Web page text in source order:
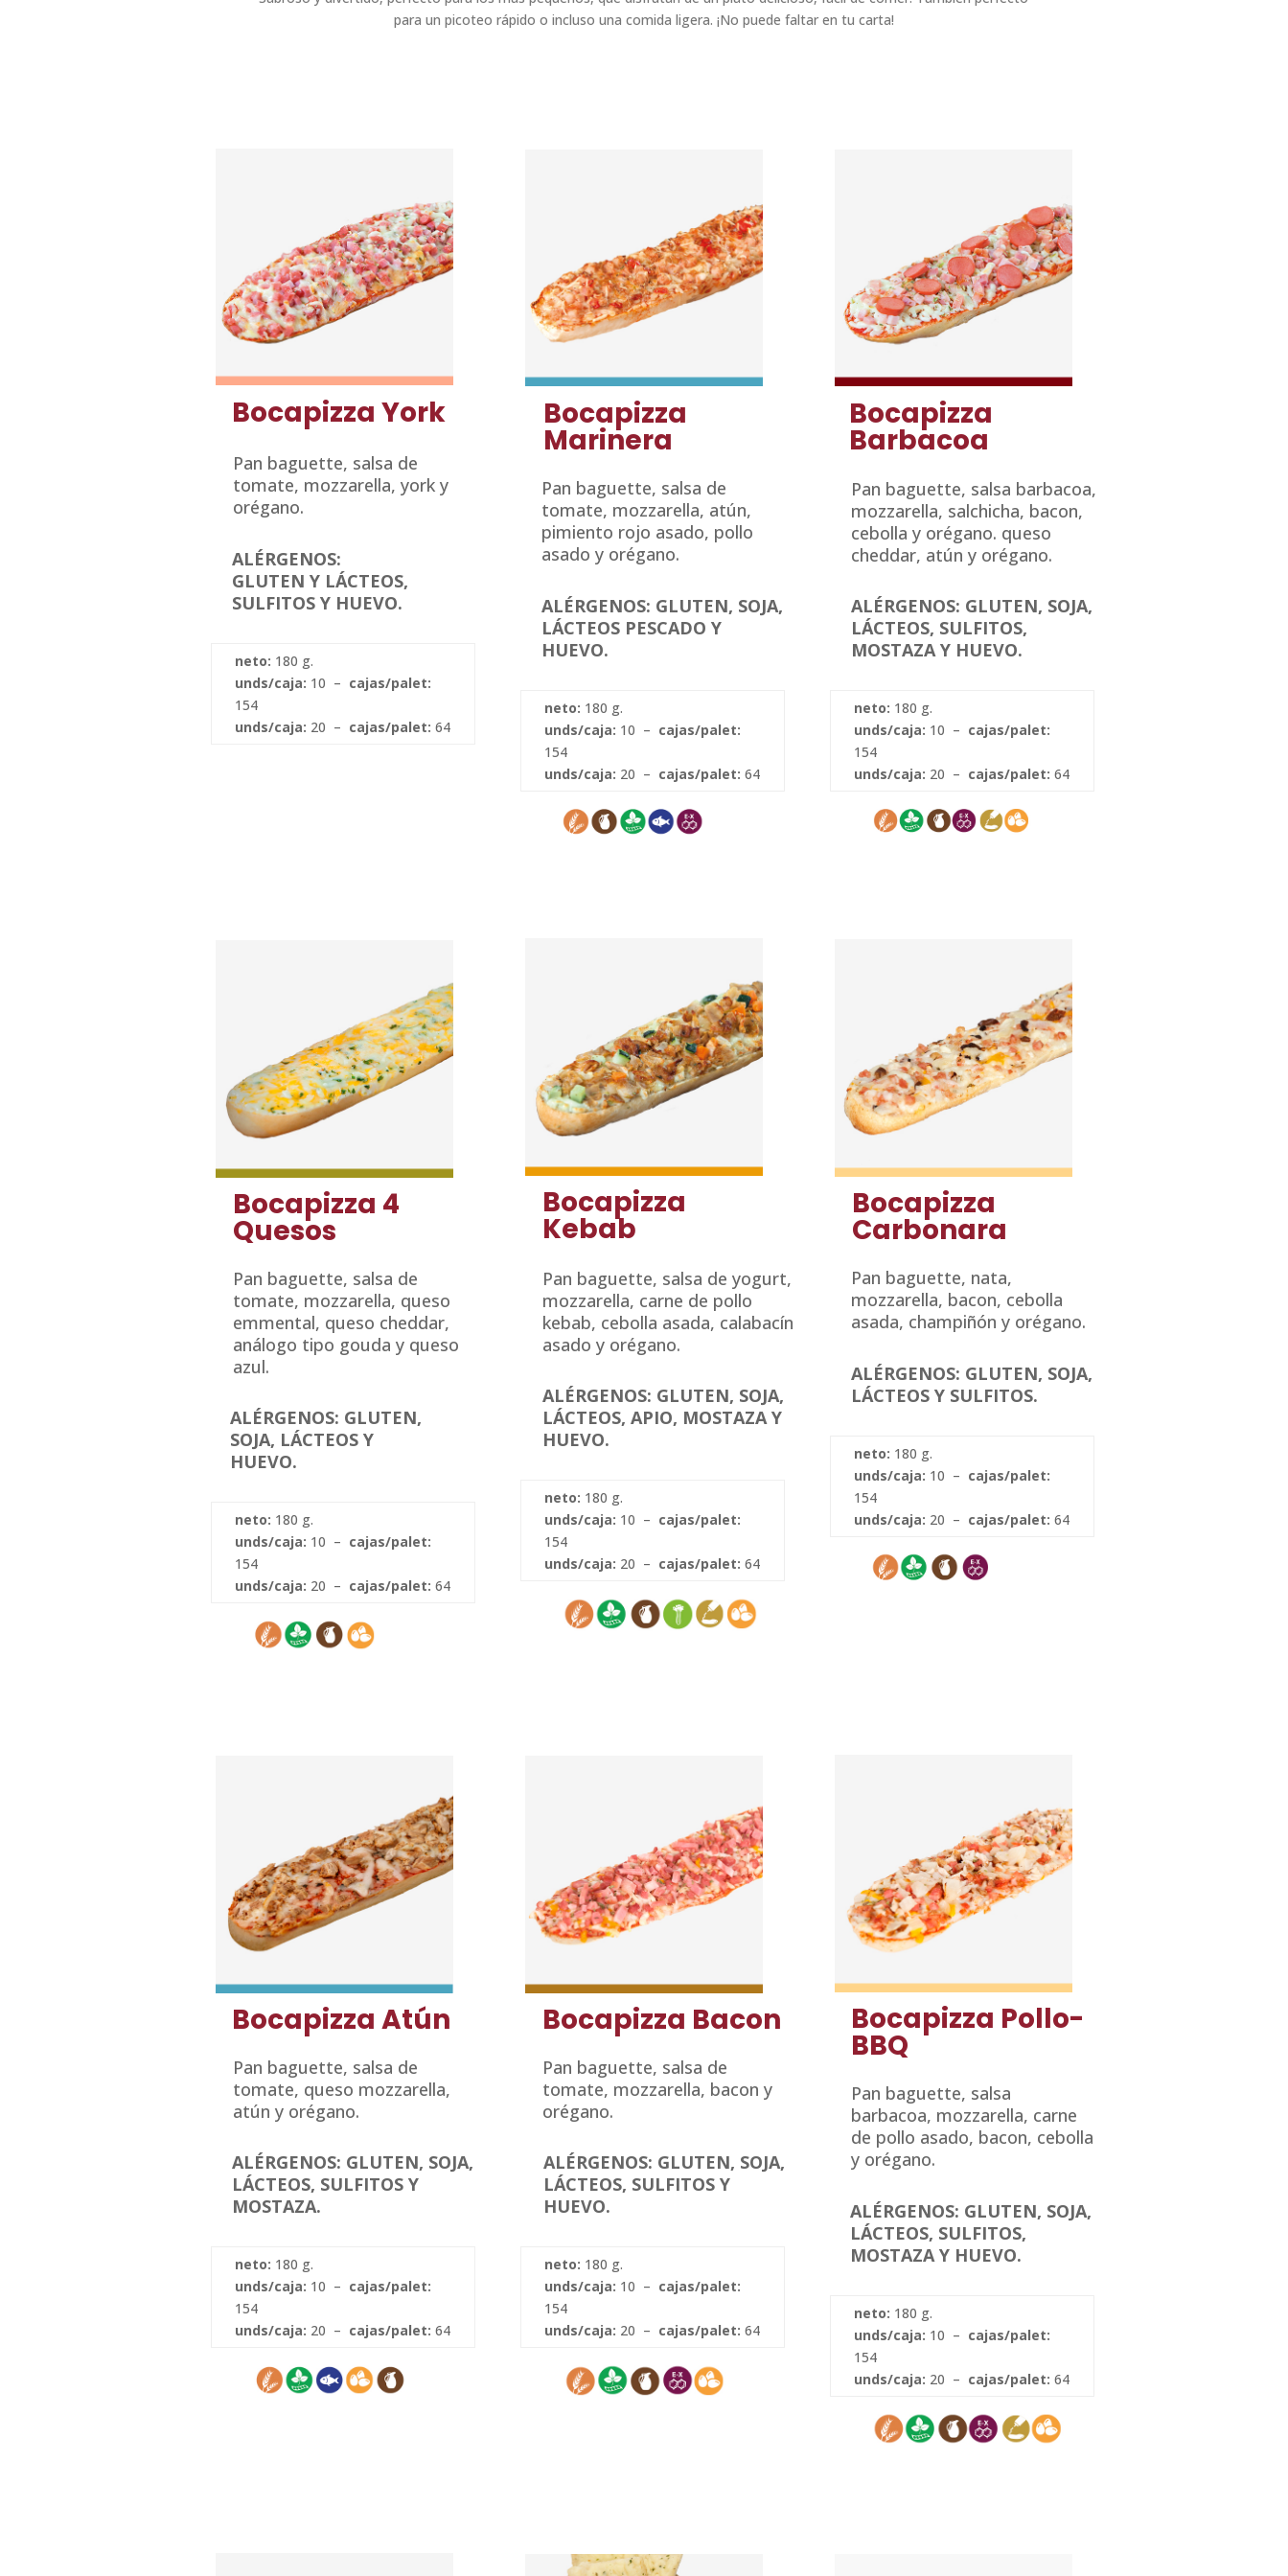
para un picoteo rápido o incluso una comida ligera. ¡No puede faltar en tu carta!
Bocapizza York
Pan baguette, salsa de
tomate, mozzarella, york y
orégano.
ALÉRGENOS:
GLUTEN Y LÁCTEOS,
SULFITOS Y HUEVO.
neto: 180 g.
unds/caja: 10 – cajas/palet:
154
unds/caja: 20 – cajas/palet: 64
Bocapizza
Marinera
Pan baguette, salsa de
tomate, mozzarella, atún,
pimiento rojo asado, pollo
asado y orégano.
ALÉRGENOS: GLUTEN, SOJA,
LÁCTEOS PESCADO Y
HUEVO.
neto: 180 g.
unds/caja: 10 – cajas/palet:
154
unds/caja: 20 – cajas/palet: 64
Bocapizza
Barbacoa
Pan baguette, salsa barbacoa,
mozzarella, salchicha, bacon,
cebolla y orégano. queso
cheddar, atún y orégano.
ALÉRGENOS: GLUTEN, SOJA,
LÁCTEOS, SULFITOS,
MOSTAZA Y HUEVO.
neto: 180 g.
unds/caja: 10 – cajas/palet:
154
unds/caja: 20 – cajas/palet: 64
Bocapizza 4
Quesos
Pan baguette, salsa de
tomate, mozzarella, queso
emmental, queso cheddar,
análogo tipo gouda y queso
azul.
ALÉRGENOS: GLUTEN,
SOJA, LÁCTEOS Y
HUEVO.
neto: 180 g.
unds/caja: 10 – cajas/palet:
154
unds/caja: 20 – cajas/palet: 64
Bocapizza
Kebab
Pan baguette, salsa de yogurt,
mozzarella, carne de pollo
kebab, cebolla asada, calabacín
asado y orégano.
ALÉRGENOS: GLUTEN, SOJA,
LÁCTEOS, APIO, MOSTAZA Y
HUEVO.
neto: 180 g.
unds/caja: 10 – cajas/palet:
154
unds/caja: 20 – cajas/palet: 64
Bocapizza
Carbonara
Pan baguette, nata,
mozzarella, bacon, cebolla
asada, champiñón y orégano.
ALÉRGENOS: GLUTEN, SOJA,
LÁCTEOS Y SULFITOS.
neto: 180 g.
unds/caja: 10 – cajas/palet:
154
unds/caja: 20 – cajas/palet: 64
Bocapizza Atún
Pan baguette, salsa de
tomate, queso mozzarella,
atún y orégano.
ALÉRGENOS: GLUTEN, SOJA,
LÁCTEOS, SULFITOS Y
MOSTAZA.
neto: 180 g.
unds/caja: 10 – cajas/palet:
154
unds/caja: 20 – cajas/palet: 64
Bocapizza Bacon
Pan baguette, salsa de
tomate, mozzarella, bacon y
orégano.
ALÉRGENOS: GLUTEN, SOJA,
LÁCTEOS, SULFITOS Y
HUEVO.
neto: 180 g.
unds/caja: 10 – cajas/palet:
154
unds/caja: 20 – cajas/palet: 64
Bocapizza Pollo-
BBQ
Pan baguette, salsa
barbacoa, mozzarella, carne
de pollo asado, bacon, cebolla
y orégano.
ALÉRGENOS: GLUTEN, SOJA,
LÁCTEOS, SULFITOS,
MOSTAZA Y HUEVO.
neto: 180 g.
unds/caja: 10 – cajas/palet:
154
unds/caja: 20 – cajas/palet: 64